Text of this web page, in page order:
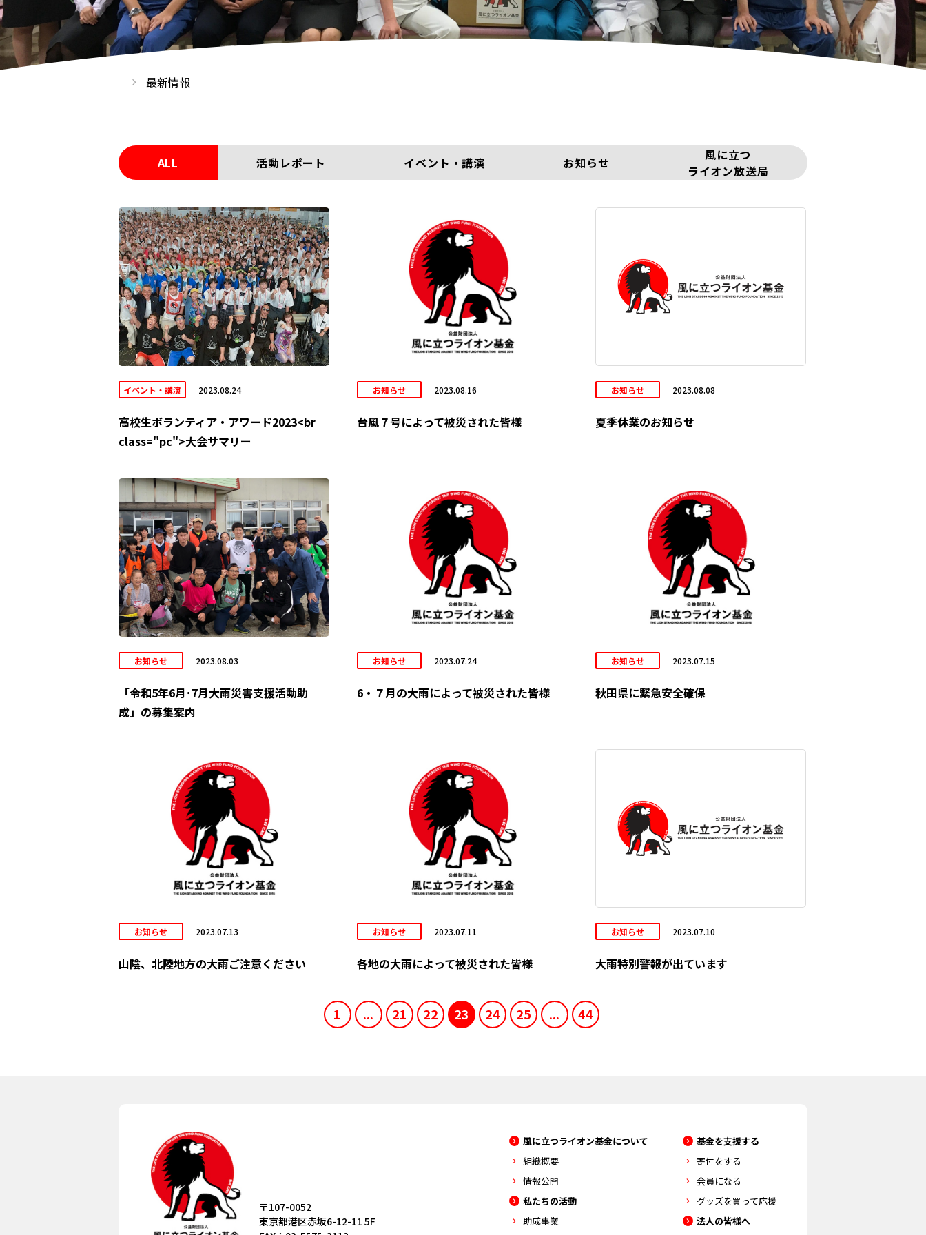
最新情報
ALL 活動レポート イベント・講演 お知らせ
風に立つ
ライオン放送局
イベント・講演 2023.08.24
高校生ボランティア・アワード2023<br
class="pc">大会サマリー
お知らせ 2023.08.16
台風７号によって被災された皆様
お知らせ 2023.08.08
夏季休業のお知らせ
お知らせ 2023.08.03
「令和5年6月･7月大雨災害支援活動助
成」の募集案内
お知らせ 2023.07.24
6・７月の大雨によって被災された皆様
お知らせ 2023.07.15
秋田県に緊急安全確保
お知らせ 2023.07.13
山陰、北陸地方の大雨ご注意ください
お知らせ 2023.07.11
各地の大雨によって被災された皆様
お知らせ 2023.07.10
大雨特別警報が出ています
1 ... 21 22 23 24 25 ... 44
〒107-0052
東京都港区赤坂6-12-11 5F
風に立つライオン基金について
組織概要
情報公開
私たちの活動
助成事業
基金を支援する
寄付をする
会員になる
グッズを買って応援
法人の皆様へ